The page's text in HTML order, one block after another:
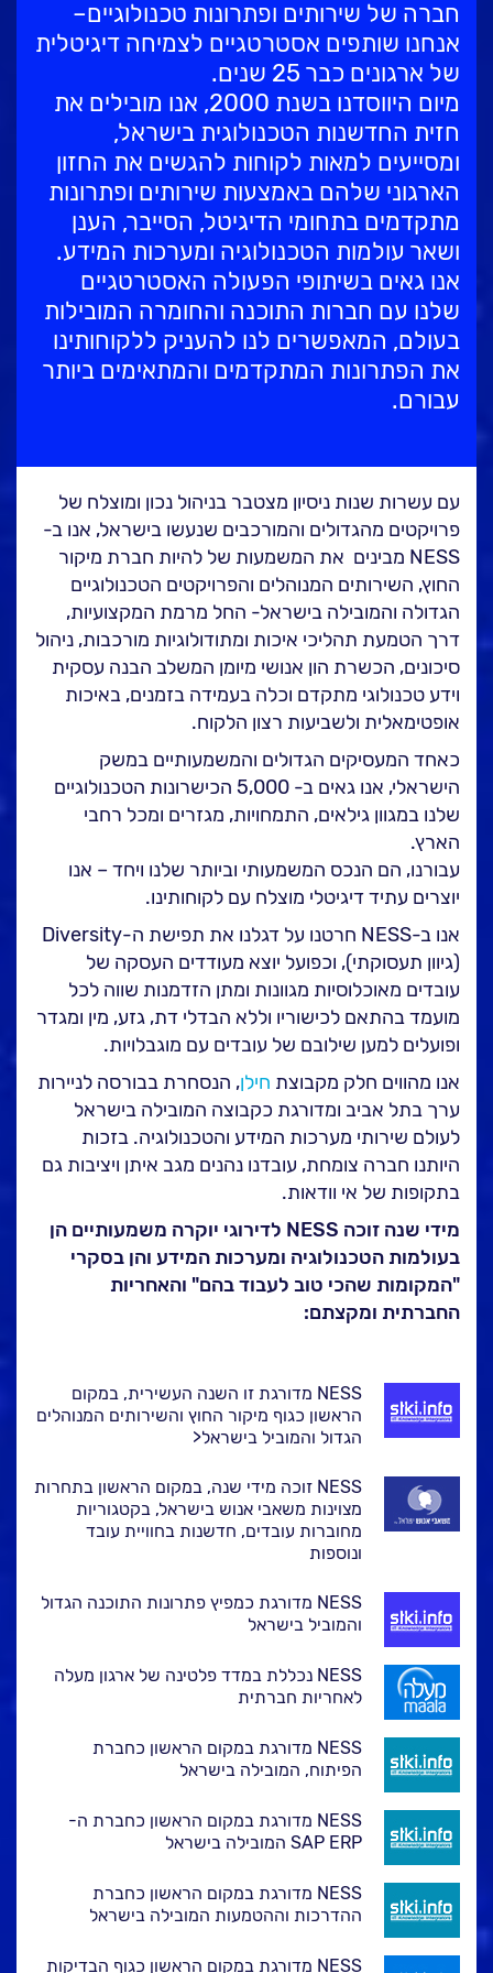
לעבוד בנס
אירועים וכנסים
פודקאסט
נס בכותרות
וובינרים מומלצים
דברו איתנו
חברה של שירותים ופתרונות טכנולוגיים–
אנחנו שותפים אסטרטגיים לצמיחה דיגיטלית
של ארגונים כבר 25 שנים.
מיום היווסדנו בשנת 2000, אנו מובילים את
חזית החדשנות הטכנולוגית בישראל,
ומסייעים למאות לקוחות להגשים את החזון
הארגוני שלהם באמצעות שירותים ופתרונות
מתקדמים בתחומי הדיגיטל, הסייבר, הענן
ושאר עולמות הטכנולוגיה ומערכות המידע.
אנו גאים בשיתופי הפעולה האסטרטגיים
שלנו עם חברות התוכנה והחומרה המובילות
בעולם, המאפשרים לנו להעניק ללקוחותינו
את הפתרונות המתקדמים והמתאימים ביותר
עבורם.
עם עשרות שנות ניסיון מצטבר בניהול נכון ומוצלח של
פרויקטים מהגדולים והמורכבים שנעשו בישראל, אנו ב-
NESS מבינים את המשמעות של להיות חברת מיקור
החוץ, השירותים המנוהלים והפרויקטים הטכנולוגיים
הגדולה והמובילה בישראל- החל מרמת המקצועיות,
דרך הטמעת תהליכי איכות ומתודולוגיות מורכבות, ניהול
סיכונים, הכשרת הון אנושי מיומן המשלב הבנה עסקית
וידע טכנולוגי מתקדם וכלה בעמידה בזמנים, באיכות
אופטימאלית ולשביעות רצון הלקוח.
כאחד המעסיקים הגדולים והמשמעותיים במשק
הישראלי, אנו גאים ב- 5,000 הכישרונות הטכנולוגיים
שלנו במגוון גילאים, התמחויות, מגזרים ומכל רחבי
הארץ.
עבורנו, הם הנכס המשמעותי וביותר שלנו ויחד – אנו
יוצרים עתיד דיגיטלי מוצלח עם לקוחותינו.
אנו ב-NESS חרטנו על דגלנו את תפישת ה-Diversity
(גיוון תעסוקתי), וכפועל יוצא מעודדים העסקה של
עובדים מאוכלוסיות מגוונות ומתן הזדמנות שווה לכל
מועמד בהתאם לכישוריו וללא הבדלי דת, גזע, מין ומגדר
ופועלים למען שילובם של עובדים עם מוגבלויות.
אנו מהווים חלק מקבוצת חילן, הנסחרת בבורסה לניירות
ערך בתל אביב ומדורגת כקבוצה המובילה בישראל
לעולם שירותי מערכות המידע והטכנולוגיה. בזכות
היותנו חברה צומחת, עובדנו נהנים מגב איתן ויציבות גם
בתקופות של אי וודאות.
מידי שנה זוכה NESS לדירוגי יוקרה משמעותיים הן
בעולמות הטכנולוגיה ומערכות המידע והן בסקרי
"המקומות שהכי טוב לעבוד בהם" והאחריות
החברתית ומקצתם:
NESS מדורגת זו השנה העשירית, במקום
הראשון כגוף מיקור החוץ והשירותים המנוהלים
הגדול והמוביל בישראל<
NESS זוכה מידי שנה, במקום הראשון בתחרות
מצוינות משאבי אנוש בישראל, בקטגוריות
מחוברות עובדים, חדשנות בחוויית עובד
ונוספות
NESS מדורגת כמפיץ פתרונות התוכנה הגדול
והמוביל בישראל
NESS נכללת במדד פלטינה של ארגון מעלה
לאחריות חברתית
NESS מדורגת במקום הראשון כחברת
הפיתוח, המובילה בישראל
NESS מדורגת במקום הראשון כחברת ה-
SAP ERP המובילה בישראל
NESS מדורגת במקום הראשון כחברת
ההדרכות וההטמעות המובילה בישראל
NESS מדורגת במקום הראשון כגוף הבדיקות